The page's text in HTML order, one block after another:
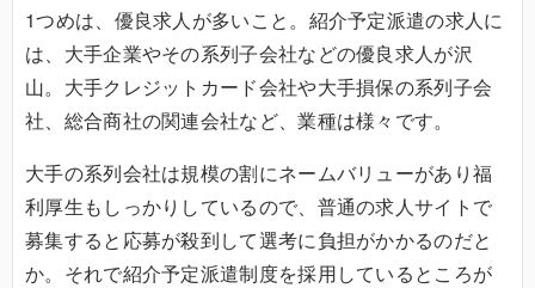
1つめは、優良求人が多いこと。紹介予定派遣の求人に
は、大手企業やその系列子会社などの優良求人が沢
山。大手クレジットカード会社や大手損保の系列子会
社、総合商社の関連会社など、業種は様々です。
大手の系列会社は規模の割にネームバリューがあり福
利厚生もしっかりしているので、普通の求人サイトで
募集すると応募が殺到して選考に負担がかかるのだと
か。それで紹介予定派遣制度を採用しているところが